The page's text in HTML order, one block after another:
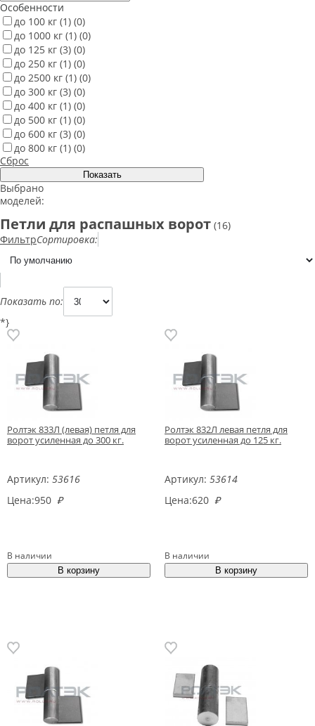
Особенности
до 100 кг (1) (0)
до 1000 кг (1) (0)
до 125 кг (3) (0)
до 250 кг (1) (0)
до 2500 кг (1) (0)
до 300 кг (3) (0)
до 400 кг (1) (0)
до 500 кг (1) (0)
до 600 кг (3) (0)
до 800 кг (1) (0)
Сброс
Выбрано
моделей:
Петли для распашных ворот (16)
ФильтрСортировка:
Показать по:
*}
Ролтэк 833Л (левая) петля для
ворот усиленная до 300 кг.
Артикул: 53616
Цена:950 ₽
В наличии
Ролтэк 832Л левая петля для
ворот усиленная до 125 кг.
Артикул: 53614
Цена:620 ₽
В наличии